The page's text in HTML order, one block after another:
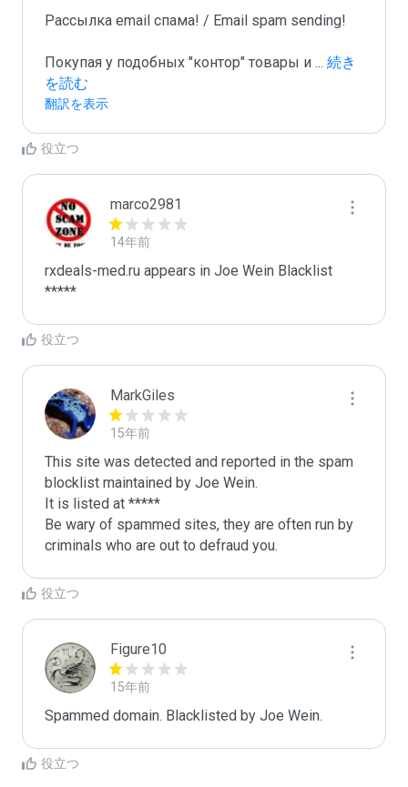
Рассылка email спама! / Email spam sending!
Покупая у подобных "контор" товары и ... 続き
を読む
翻訳を表示
役立つ
marco2981
14年前
rxdeals-med.ru appears in Joe Wein Blacklist
*****
役立つ
MarkGiles
15年前
This site was detected and reported in the spam
blocklist maintained by Joe Wein.
It is listed at *****
Be wary of spammed sites, they are often run by
criminals who are out to defraud you.
役立つ
Figure10
15年前
Spammed domain. Blacklisted by Joe Wein.
役立つ